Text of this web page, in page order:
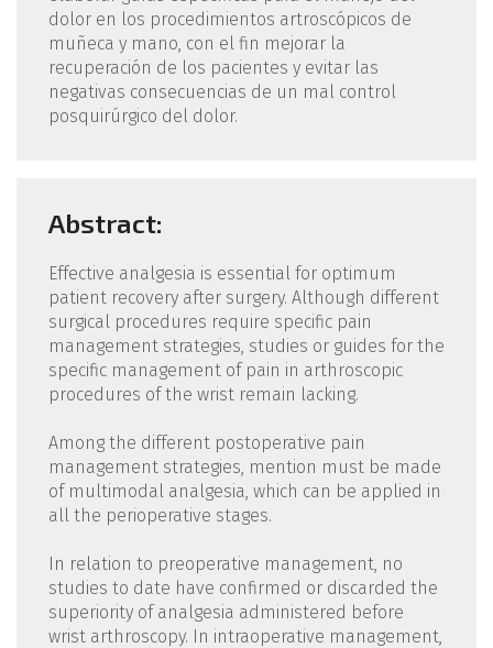
dolor en los procedimientos artroscópicos de
muñeca y mano, con el fin mejorar la
recuperación de los pacientes y evitar las
negativas consecuencias de un mal control
posquirúrgico del dolor.
Abstract:
Effective analgesia is essential for optimum
patient recovery after surgery. Although different
surgical procedures require specific pain
management strategies, studies or guides for the
specific management of pain in arthroscopic
procedures of the wrist remain lacking.
Among the different postoperative pain
management strategies, mention must be made
of multimodal analgesia, which can be applied in
all the perioperative stages.
In relation to preoperative management, no
studies to date have confirmed or discarded the
superiority of analgesia administered before
wrist arthroscopy. In intraoperative management,